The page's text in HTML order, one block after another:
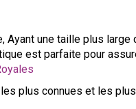
Ayant une taille plus large
est parfaite pour
plus connues et les plus